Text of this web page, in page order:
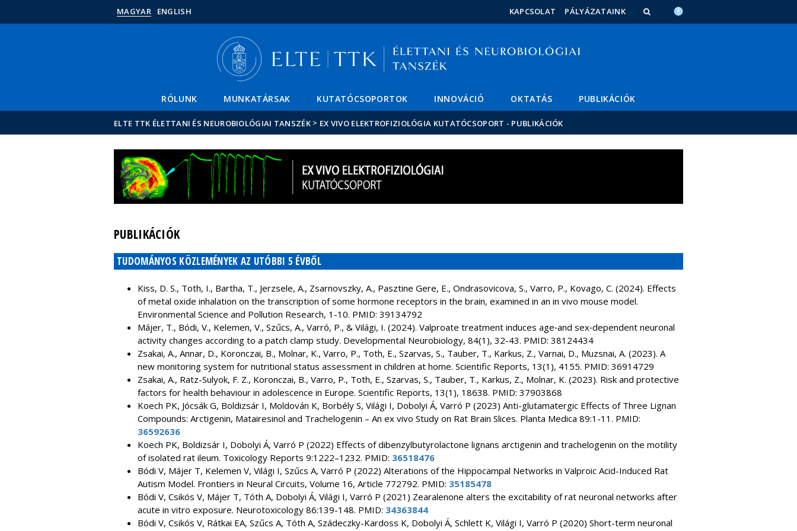
MAGYAR ENGLISH KAPCSOLAT PÁLYÁZATAINK
RÓLUNK MUNKATÁRSAK KUTATÓCSOPORTOK INNOVÁCIÓ OKTATÁS PUBLIKÁCIÓK
ELTE TTK ÉLETTANI ÉS NEUROBIOLÓGIAI TANSZÉK > EX VIVO ELEKTROFIZIOLÓGIA KUTATÓCSOPORT - PUBLIKÁCIÓK
PUBLIKÁCIÓK
TUDOMÁNYOS KÖZLEMÉNYEK AZ UTÓBBI 5 ÉVBŐL
Kiss, D. S., Toth, I., Bartha, T., Jerzsele, A., Zsarnovszky, A., Pasztine Gere, E., Ondrasovicova, S., Varro, P., Kovago, C. (2024). Effects
of metal oxide inhalation on the transcription of some hormone receptors in the brain, examined in an in vivo mouse model.
Environmental Science and Pollution Research, 1-10. PMID: 39134792
Májer, T., Bódi, V., Kelemen, V., Szűcs, A., Varró, P., & Világi, I. (2024). Valproate treatment induces age‐and sex‐dependent neuronal
activity changes according to a patch clamp study. Developmental Neurobiology, 84(1), 32-43. PMID: 38124434
Zsakai, A., Annar, D., Koronczai, B., Molnar, K., Varro, P., Toth, E., Szarvas, S., Tauber, T., Karkus, Z., Varnai, D., Muzsnai, A. (2023). A
new monitoring system for nutritional status assessment in children at home. Scientific Reports, 13(1), 4155. PMID: 36914729
Zsakai, A., Ratz-Sulyok, F. Z., Koronczai, B., Varro, P., Toth, E., Szarvas, S., Tauber, T., Karkus, Z., Molnar, K. (2023). Risk and protective
factors for health behaviour in adolescence in Europe. Scientific Reports, 13(1), 18638. PMID: 37903868
Koech PK, Jócsák G, Boldizsár I, Moldován K, Borbély S, Világi I, Dobolyi Á, Varró P (2023) Anti-glutamatergic Effects of Three Lignan
Compounds: Arctigenin, Matairesinol and Trachelogenin – An ex vivo Study on Rat Brain Slices. Planta Medica 89:1-11. PMID:
36592636
Koech PK, Boldizsár I, Dobolyi Á, Varró P (2022) Effects of dibenzylbutyrolactone lignans arctigenin and trachelogenin on the motility
of isolated rat ileum. Toxicology Reports 9:1222–1232. PMID: 36518476
Bódi V, Májer T, Kelemen V, Világi I, Szűcs A, Varró P (2022) Alterations of the Hippocampal Networks in Valproic Acid-Induced Rat
Autism Model. Frontiers in Neural Circuits, Volume 16, Article 772792. PMID: 35185478
Bódi V, Csikós V, Májer T, Tóth A, Dobolyi Á, Világi I, Varró P (2021) Zearalenone alters the excitability of rat neuronal networks after
acute in vitro exposure. Neurotoxicology 86:139-148. PMID: 34363844
Bódi V, Csikós V, Rátkai EA, Szűcs A, Tóth A, Szádeczky-Kardoss K, Dobolyi Á, Schlett K, Világi I, Varró P (2020) Short-term neuronal